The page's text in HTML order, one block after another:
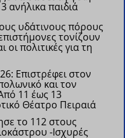
ανήλικα παιδιά
υδάτινους πόρους
τονίζουν
οι πολιτικές για τη
Επιστρέφει στον
και τον
11 έως 13
Θέατρο Πειραιά
το 112 στους
-Ισχυρές